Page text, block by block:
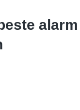
alarm